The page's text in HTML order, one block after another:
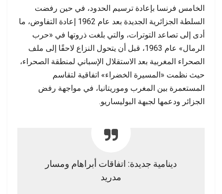
الخامس فرنسا بإعادة ترسيم الحدود، في حين رفضت
السلطة الجزائرية الجديدة بعد عام 1962 إعادة التفاوض، ما
أدى إلى تصاعد التوترات، والتي بلغت ذروتها في «حرب
الرمال» عام 1963، قبل أن يتحول النزاع لاحقًا إلى ملف
الصحراء المغربية بعد الاستقلال الإسباني لمنطقة الصحراء،
حيث نظمت «المسيرة الخضراء» اتفاقية لتقاسم
المستعمرة بين المغرب وموريتانيا، في مواجهة رفض
الجزائر ودعمها لجبهة البوليساريو.
دينامية جديدة: اتفاقات أبراهام ومسار
مدريد